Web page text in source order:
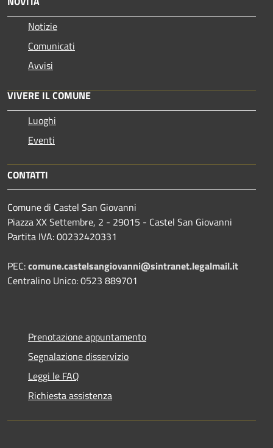
Notizie
Comunicati
Avvisi
VIVERE IL COMUNE
Luoghi
Eventi
CONTATTI
Comune di Castel San Giovanni
Piazza XX Settembre, 2 - 29015 - Castel San Giovanni
Partita IVA: 00232420331
PEC:comune.castelsangiovanni@sintranet.legalmail.it
Centralino Unico: 0523 889701
Prenotazione appuntamento
Segnalazione disservizio
Leggi le FAQ
Richiesta assistenza